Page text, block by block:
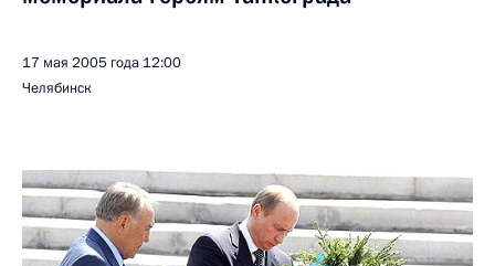
17 мая 2005 года 12:00
Челябинск